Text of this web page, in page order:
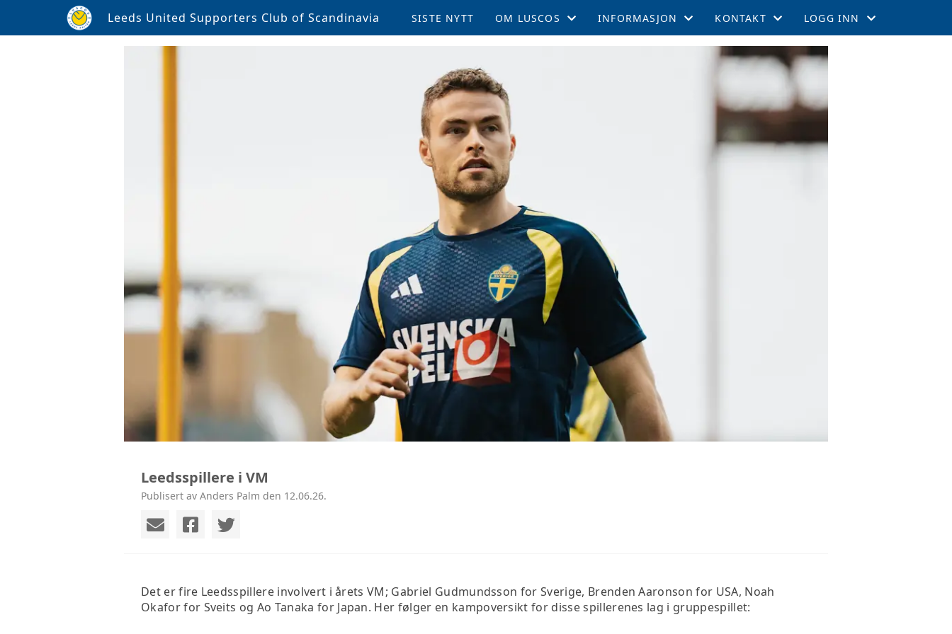
Leeds United Supporters Club of Scandinavia SISTE NYTT OM LUSCOS
LUSCOS HISTORIEN
FELLESTURER OG ARRANGEMENTER
MEDLEMSBLAD (TPN)
MEDLEMSFORDELER
TALENTSTIPEND
GLADE FOND
LOKALE AVDELINGER
INFORMASJON
AKTIVITETSKALENDER
KONTAKT
KONTAKT
STYRET
LOGG INN
GNIST
Leedsspillere i VM
Publisert av Anders Palm den 12.06.26.
Det er fire Leedsspillere involvert i årets VM; Gabriel Gudmundsson for Sverige, Brenden Aaronson for USA, Noah
Okafor for Sveits og Ao Tanaka for Japan. Her følger en kampoversikt for disse spillerenes lag i gruppespillet: